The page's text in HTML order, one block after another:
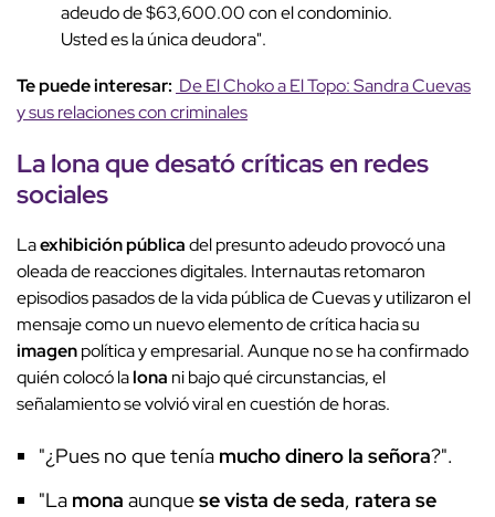
adeudo de $63,600.00 con el condominio.
Usted es la única deudora".
Te puede interesar: De El Choko a El Topo: Sandra Cuevas
y sus relaciones con criminales
Lalonaque desató críticas en redes
sociales
Laexhibición públicadel presunto adeudo provocó una
oleada de reacciones digitales. Internautas retomaron
episodios pasados de la vida pública de Cuevas y utilizaron el
mensaje como un nuevo elemento de crítica hacia su
imagenpolítica y empresarial. Aunque no se ha confirmado
quién colocó lalona ni bajo qué circunstancias, el
señalamiento se volvió viral en cuestión de horas.
"¿Pues no que tenía mucho dinero la señora?".
"La mona aunquese vista de seda, ratera se